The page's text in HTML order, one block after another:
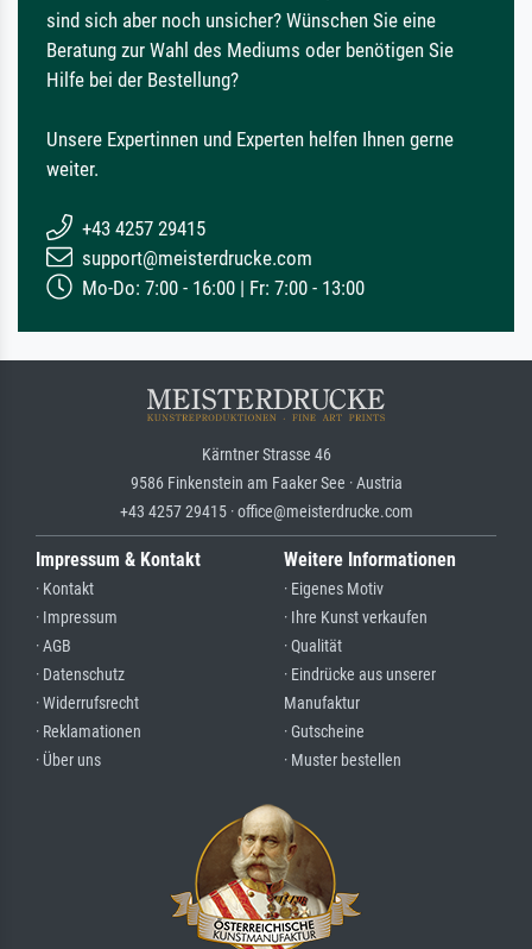
sind sich aber noch unsicher? Wünschen Sie eine
Beratung zur Wahl des Mediums oder benötigen Sie
Hilfe bei der Bestellung?
Unsere Expertinnen und Experten helfen Ihnen gerne
weiter.
+43 4257 29415
support@meisterdrucke.com
Mo-Do: 7:00 - 16:00 | Fr: 7:00 - 13:00
Kärntner Strasse 46
9586 Finkenstein am Faaker See · Austria
+43 4257 29415 · office@meisterdrucke.com
Impressum & Kontakt
· Kontakt
· Impressum
· AGB
· Datenschutz
· Widerrufsrecht
· Reklamationen
· Über uns
Weitere Informationen
· Eigenes Motiv
· Ihre Kunst verkaufen
· Qualität
· Eindrücke aus unserer
Manufaktur
· Gutscheine
· Muster bestellen